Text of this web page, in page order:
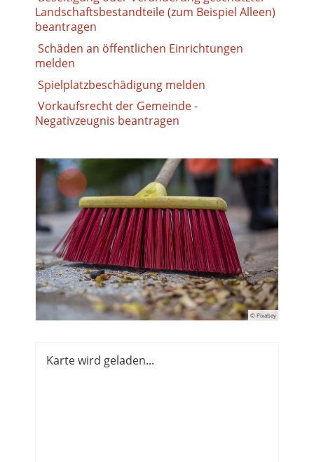
Landschaftsbestandteile (zum Beispiel Alleen)
beantragen
Schäden an öffentlichen Einrichtungen
melden
Spielplatzbeschädigung melden
Vorkaufsrecht der Gemeinde -
Negativzeugnis beantragen
© Pixabay
Karte wird geladen...